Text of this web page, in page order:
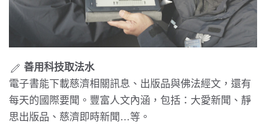
善用科技取法水
電子書能下載慈濟相關訊息、出版品與佛法經文，還有
每天的國際要聞。豐富人文內涵，包括：大愛新聞、靜
思出版品、慈濟即時新聞…等。